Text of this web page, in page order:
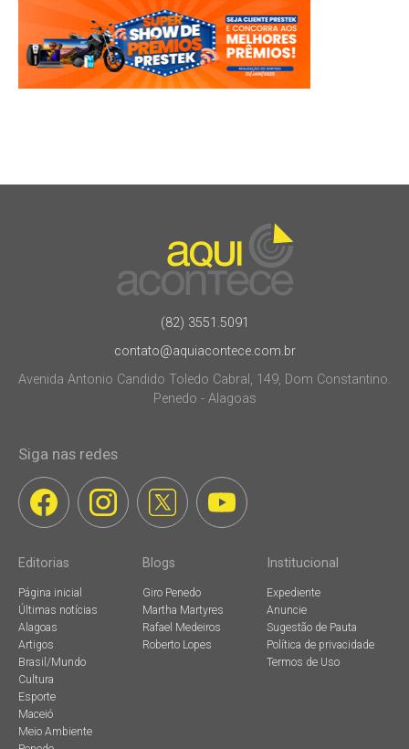
(82) 3551.5091
contato@aquiacontece.com.br
Avenida Antonio Candido Toledo Cabral, 149, Dom Constantino.
Penedo - Alagoas
Siga nas redes
Editorias
Página inicial
Últimas notícias
Alagoas
Artigos
Brasil/Mundo
Cultura
Esporte
Maceió
Meio Ambiente
Blogs
Giro Penedo
Martha Martyres
Rafael Medeiros
Roberto Lopes
Institucional
Expediente
Anuncie
Sugestão de Pauta
Política de privacidade
Termos de Uso